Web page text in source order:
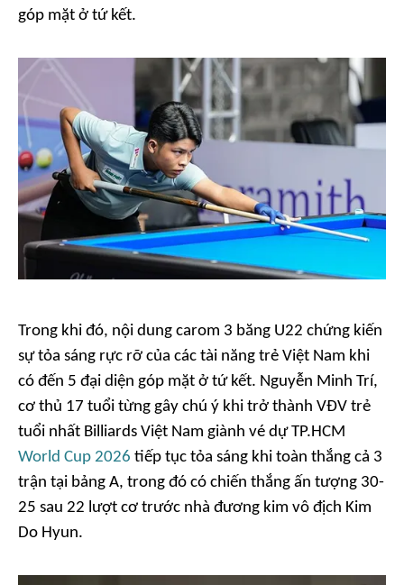
góp mặt ở tứ kết.
Trong khi đó, nội dung carom 3 băng U22 chứng kiến
sự tỏa sáng rực rỡ của các tài năng trẻ Việt Nam khi
có đến 5 đại diện góp mặt ở tứ kết. Nguyễn Minh Trí,
cơ thủ 17 tuổi từng gây chú ý khi trở thành VĐV trẻ
tuổi nhất Billiards Việt Nam giành vé dự TP.HCM
World Cup 2026 tiếp tục tỏa sáng khi toàn thắng cả 3
trận tại bảng A, trong đó có chiến thắng ấn tượng 30-
25 sau 22 lượt cơ trước nhà đương kim vô địch Kim
Do Hyun.